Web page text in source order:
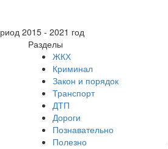
2015 - 2021 год
Разделы
ЖКХ
Криминал
Закон и порядок
Транспорт
ДТП
Дороги
Познавательно
Полезно